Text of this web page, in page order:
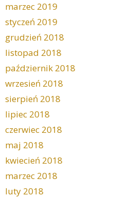
marzec 2019
styczeń 2019
grudzień 2018
listopad 2018
październik 2018
wrzesień 2018
sierpień 2018
lipiec 2018
czerwiec 2018
maj 2018
kwiecień 2018
marzec 2018
luty 2018